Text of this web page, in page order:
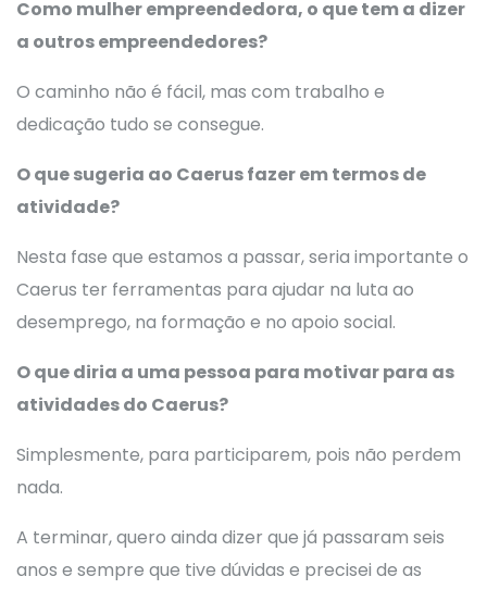
Como mulher empreendedora, o que tem a dizer
a outros empreendedores?
O caminho não é fácil, mas com trabalho e
dedicação tudo se consegue.
O que sugeria ao Caerus fazer em termos de
atividade?
Nesta fase que estamos a passar, seria importante o
Caerus ter ferramentas para ajudar na luta ao
desemprego, na formação e no apoio social.
O que diria a uma pessoa para motivar para as
atividades do Caerus?
Simplesmente, para participarem, pois não perdem
nada.
A terminar, quero ainda dizer que já passaram seis
anos e sempre que tive dúvidas e precisei de as